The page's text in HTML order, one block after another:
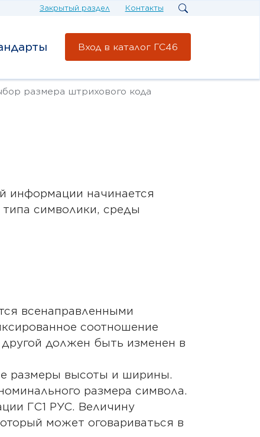
Закрытый раздел Контакты
Вход в каталог ГС46
размера штрихового кода
информации начинается
типа символики, среды
всенаправленными
соотношение
должен быть изменен в
размеры высоты и ширины.
размера символа.
ГС1 РУС. Величину
может оговариваться в